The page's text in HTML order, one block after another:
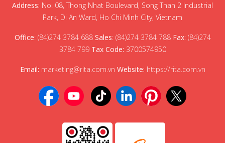
Address: No. 08, Thong Nhat Boulevard, Song Than 2 Industrial
Park, Di An Ward, Ho Chi Minh City, Vietnam
Office: (84)274 3784 688 Sales: (84)274 3784 788 Fax: (84)274
3784 799 Tax Code: 3700574950
Email: marketing@rita.com.vn Website: https://rita.com.vn